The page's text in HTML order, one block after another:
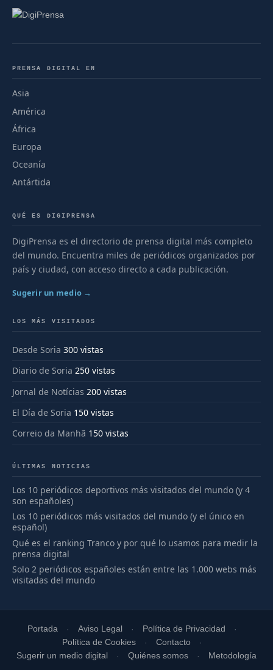
PRENSA DIGITAL EN
Asia
América
África
Europa
Oceanía
Antártida
QUÉ ES DIGIPRENSA
DigiPrensa es el directorio de prensa digital más completo
del mundo. Encuentra miles de periódicos organizados por
país y ciudad, con acceso directo a cada publicación.
Sugerir un medio →
LOS MÁS VISITADOS
Desde Soria 300 vistas
Diario de Soria 250 vistas
Jornal de Notícias 200 vistas
El Día de Soria 150 vistas
Correio da Manhã 150 vistas
ÚLTIMAS NOTICIAS
Los 10 periódicos deportivos más visitados del mundo (y 4
son españoles)
Los 10 periódicos más visitados del mundo (y el único en
español)
Qué es el ranking Tranco y por qué lo usamos para medir la
prensa digital
Solo 2 periódicos españoles están entre las 1.000 webs más
visitadas del mundo
Portada Aviso Legal
Política de Privacidad
Política de Cookies
Contacto
Sugerir un medio digital
Quiénes somos Metodología